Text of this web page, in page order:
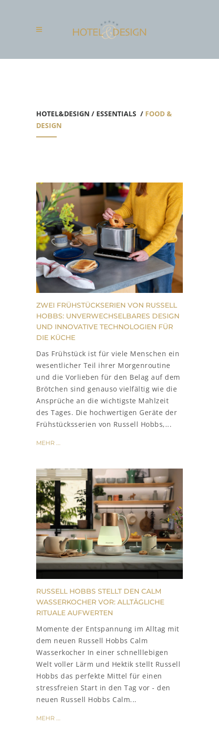
HOTEL&DESIGN / ESSENTIALS / FOOD &
DESIGN
ZWEI FRÜHSTÜCKSERIEN VON RUSSELL
HOBBS: UNVERWECHSELBARES DESIGN
UND INNOVATIVE TECHNOLOGIEN FÜR
DIE KÜCHE
Das Frühstück ist für viele Menschen ein
wesentlicher Teil ihrer Morgenroutine
und die Vorlieben für den Belag auf dem
Brötchen sind genauso vielfältig wie die
Ansprüche an die wichtigste Mahlzeit
des Tages. Die hochwertigen Geräte der
Frühstücksserien von Russell Hobbs,...
MEHR ...
RUSSELL HOBBS STELLT DEN CALM
WASSERKOCHER VOR: ALLTÄGLICHE
RITUALE AUFWERTEN
Momente der Entspannung im Alltag mit
dem neuen Russell Hobbs Calm
Wasserkocher In einer schnelllebigen
Welt voller Lärm und Hektik stellt Russell
Hobbs das perfekte Mittel für einen
stressfreien Start in den Tag vor - den
neuen Russell Hobbs Calm...
MEHR ...